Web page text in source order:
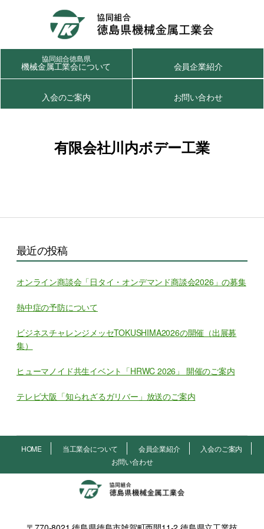
協同組合徳島県
機械金属工業会について 会員企業紹介
入会のご案内 お問い合わせ
有限会社川内ボデー工業
最近の投稿
オンライン商談会「日タイ・オンデマンド商談会2026」の募集
熱中症の予防について
ビジネスチャレンジメッセTOKUSHIMA2026の開催（出展募
集）
ヒューマノイド共生イベント「HRWC 2026」 開催のご案内
テレビ大阪「知られざるガリバー」放送のご案内
HOME 当工業会について 会員企業紹介
入会のご案内
お問い合わせ